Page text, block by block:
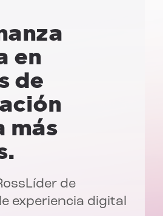
en
de
más
Líder de
experiencia digital